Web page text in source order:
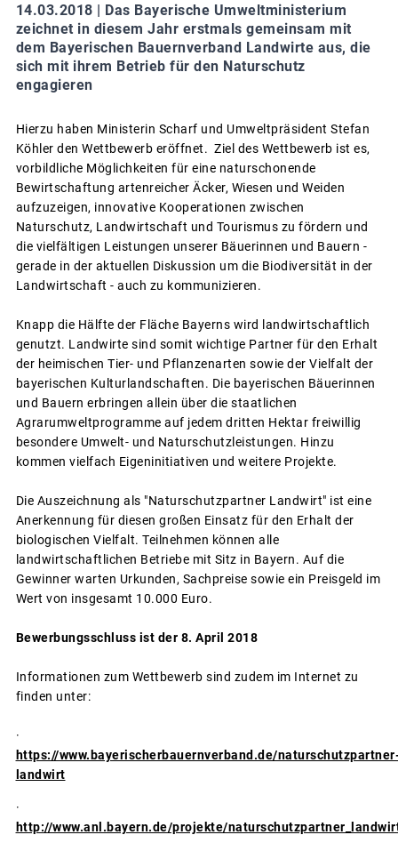
14.03.2018 | Das Bayerische Umweltministerium
zeichnet in diesem Jahr erstmals gemeinsam mit
dem Bayerischen Bauernverband Landwirte aus, die
sich mit ihrem Betrieb für den Naturschutz
engagieren
Hierzu haben Ministerin Scharf und Umweltpräsident Stefan
Köhler den Wettbewerb eröffnet. Ziel des Wettbewerb ist es,
vorbildliche Möglichkeiten für eine naturschonende
Bewirtschaftung artenreicher Äcker, Wiesen und Weiden
aufzuzeigen, innovative Kooperationen zwischen
Naturschutz, Landwirtschaft und Tourismus zu fördern und
die vielfältigen Leistungen unserer Bäuerinnen und Bauern -
gerade in der aktuellen Diskussion um die Biodiversität in der
Landwirtschaft - auch zu kommunizieren.
Knapp die Hälfte der Fläche Bayerns wird landwirtschaftlich
genutzt. Landwirte sind somit wichtige Partner für den Erhalt
der heimischen Tier- und Pflanzenarten sowie der Vielfalt der
bayerischen Kulturlandschaften. Die bayerischen Bäuerinnen
und Bauern erbringen allein über die staatlichen
Agrarumweltprogramme auf jedem dritten Hektar freiwillig
besondere Umwelt- und Naturschutzleistungen. Hinzu
kommen vielfach Eigeninitiativen und weitere Projekte.
Die Auszeichnung als "Naturschutzpartner Landwirt" ist eine
Anerkennung für diesen großen Einsatz für den Erhalt der
biologischen Vielfalt. Teilnehmen können alle
landwirtschaftlichen Betriebe mit Sitz in Bayern. Auf die
Gewinner warten Urkunden, Sachpreise sowie ein Preisgeld im
Wert von insgesamt 10.000 Euro.
Bewerbungsschluss ist der 8. April 2018
Informationen zum Wettbewerb sind zudem im Internet zu
finden unter:
·
https://www.bayerischerbauernverband.de/
landwirt
·
http://www.anl.bayern.de/projekte/